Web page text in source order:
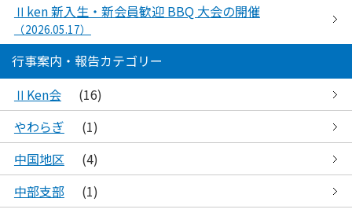
Ⅱken 新入生・新会員歓迎 BBQ 大会の開催
（2026.05.17）
行事案内・報告カテゴリー
ⅡKen会
(16)
やわらぎ
(1)
中国地区
(4)
中部支部
(1)